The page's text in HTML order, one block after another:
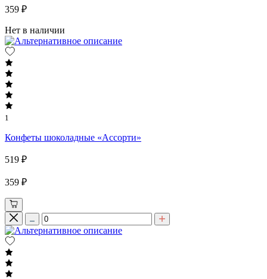
359 ₽
Нет в наличии
1
Конфеты шоколадные «Ассорти»
519 ₽
359 ₽